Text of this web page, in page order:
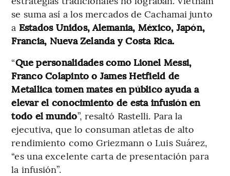
se suma así a los mercados de Cachamai junto
a Estados Unidos, Alemania, México, Japón,
Francia, Nueva Zelanda y Costa Rica.
“Que personalidades como Lionel Messi,
Franco Colapinto o James Hetfield de
Metallica tomen mates en público ayuda a
elevar el conocimiento de esta infusión en
todo el mundo”, resaltó Rastelli. Para la
ejecutiva, que lo consuman atletas de alto
rendimiento como Griezmann o Luis Suárez,
“es una excelente carta de presentación para
la infusión”.